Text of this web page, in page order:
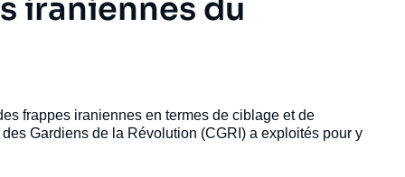
iraniennes du
frappes iraniennes en termes de ciblage et de
Gardiens de la Révolution (CGRI) a exploités pour y